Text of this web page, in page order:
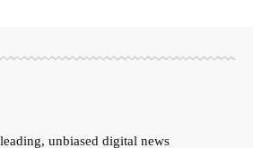
unbiased digital news